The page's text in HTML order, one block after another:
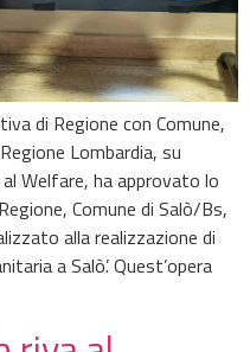
di Regione con Comune,
Lombardia, su
Welfare, ha approvato lo
Comune di Salò/Bs,
alla realizzazione di
a Salò’. Quest’opera